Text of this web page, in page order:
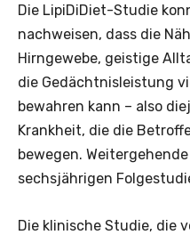
Die LipiDiDiet-Studie
nachweisen, dass die
Hirngewebe, geistige
die Gedächtnisleistung
bewahren kann – also
Krankheit, die die
bewegen.
sechsjährigen
Die klinische Studie, die